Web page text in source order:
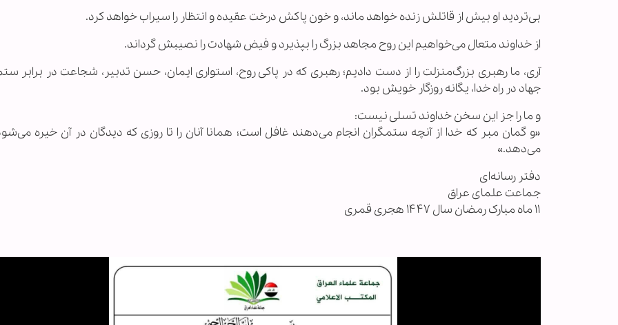
بی‌تردید او بیش از قاتلش زنده خواهد ماند، و خون پاکش درخت عقیده و انتظار را سیراب خواهد کرد.
از خداوند متعال می‌خواهیم این روح مجاهد بزرگ را بپذیرد و فیض شهادت را نصیبش گرداند.
آری، ما رهبری بزرگ‌منزلت را از دست دادیم؛ رهبری که در پاکی روح، استواری ایمان، حسن تدبیر، شجاعت در برابر
جهاد در راه خدا، یگانه روزگار خویش بود.
و ما را جز این سخن خداوند تسلی نیست:
«و گمان مبر که خدا از آنچه ستمگران انجام می‌دهند غافل است؛ همانا آنان را تا روزی که دیدگان در آن خیره
می‌دهد.»
دفتر رسانه‌ای
جماعت علمای عراق
۱۱ ماه مبارک رمضان سال ۱۴۴۷ هجری قمری